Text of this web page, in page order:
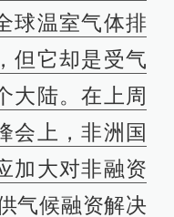
球温室气体排
但它却是受气
大陆。在上周
会上，非洲国
加大对非融资
气候融资解决